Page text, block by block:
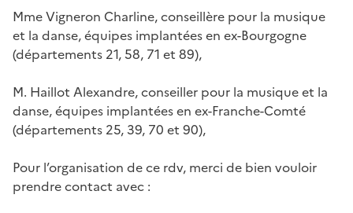
Mme Vigneron Charline, conseillère pour la musique
et la danse, équipes implantées en ex-Bourgogne
(départements 21, 58, 71 et 89),
M. Haillot Alexandre, conseiller pour la musique et la
danse, équipes implantées en ex-Franche-Comté
(départements 25, 39, 70 et 90),
Pour l’organisation de ce rdv, merci de bien vouloir
prendre contact avec :